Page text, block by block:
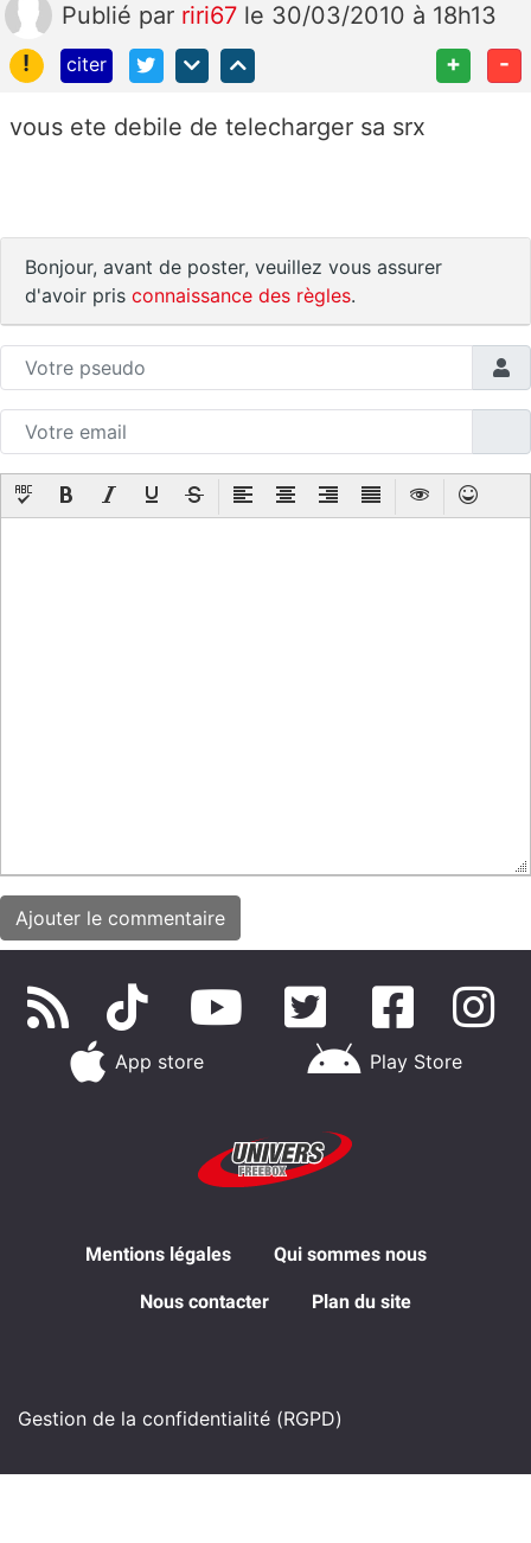
Publié par riri67 le 30/03/2010 à 18h13
!
citer + -
vous ete debile de telecharger sa srx
Bonjour, avant de poster, veuillez vous assurer
d'avoir pris connaissance des règles.
App store Play Store
Mentions légales Qui sommes nous
Nous contacter Plan du site
Gestion de la confidentialité (RGPD)